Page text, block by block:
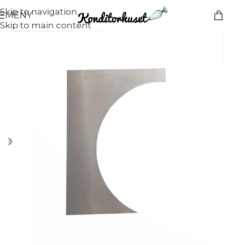
Skip to navigation
Skip to main content
MENY